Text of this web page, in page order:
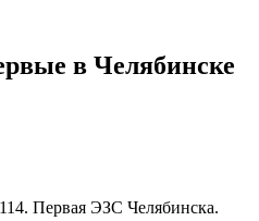
в Челябинске
Первая ЭЗС Челябинска.